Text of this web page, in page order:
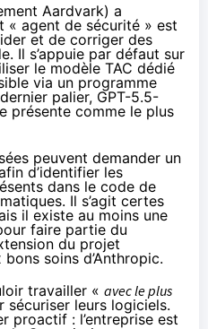
Aardvark⁠) a
« agent de sécurité » est
et de corriger des
Il s’appuie par défaut sur
le modèle TAC dédié
via un programme
palier, GPT-5.5-
présente comme le plus
peuvent demander un
d’identifier les
dans le code de
Il s’agit certes
il existe au moins une
faire partie du
du projet
soins d’Anthropic.
travailler « avec le plus
sécuriser leurs logiciels.
proactif : l’entreprise est